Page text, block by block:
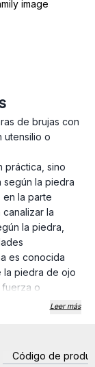
de brujas con
utensilio o
práctica, sino
según la piedra
en la parte
la
la piedra,
es conocida
la piedra de ojo
o
en la
preciosas no
Leer más
Código de
precios al
mayor